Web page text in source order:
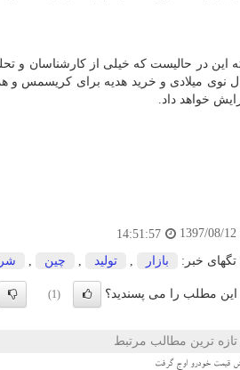
این در حالیست كه خیلی از كارشناسان و
نوی میلادی و خرید هدیه برای كریسمس
خواهد داد.
1397/08/12
14:51:57
تگهای خبر: بازار تولید چین
این مطلب را می پسندید؟ (1)
تازه ترین مطالب مرتبط
قیمت خودرو اوج گرفت